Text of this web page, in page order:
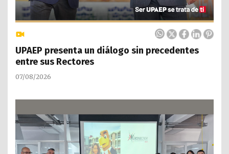
UPAEP presenta un diálogo sin precedentes
entre sus Rectores
07/08/2026